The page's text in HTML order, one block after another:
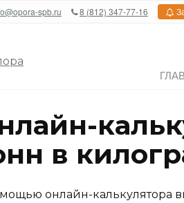
spb.ru 8 (812) 347-77-16
в
онлайн-калькулятора